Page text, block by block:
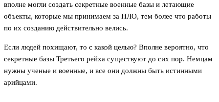
вполне могли создать секретные военные базы и летающие
объекты, которые мы принимаем за НЛО, тем более что работы
по их созданию действительно велись.
Если людей похищают, то с какой целью? Вполне вероятно, что
секретные базы Третьего рейха существуют до сих пор. Немцам
нужны ученые и военные, и все они должны быть истинными
арийцами.